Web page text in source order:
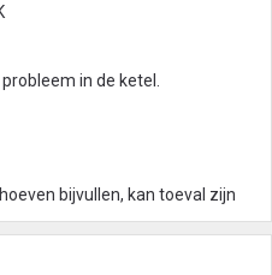
in de ketel.
bijvullen, kan toeval zijn